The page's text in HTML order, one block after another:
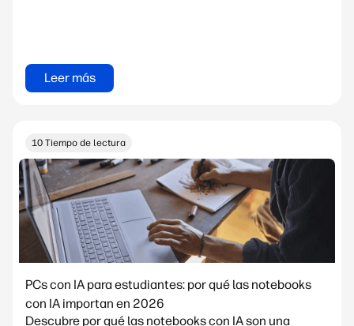
Leer más
10 Tiempo de lectura
PCs con IA para estudiantes: por qué las notebooks
con IA importan en 2026
Descubre por qué las notebooks con IA son una